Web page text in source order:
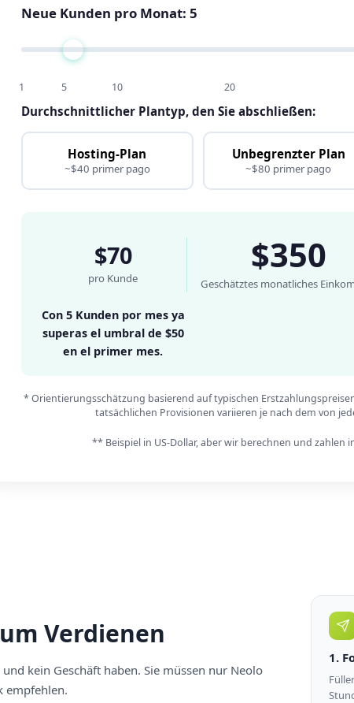
Neue Kunden pro Monat: 5
1 5 10 20
Durchschnittlicher Plantyp, den Sie abschließen:
Hosting-Plan
~$40 primer pago
Unbegrenzter Plan
~$80 primer pago
$70
pro Kunde
$350
Geschätztes monatliches
Con 5 Kunden por mes ya
superas el umbral de $50
en el primer mes.
* Orientierungsschätzung basierend auf typischen
tatsächlichen Provisionen variieren je nach dem von
** Beispiel in US-Dollar, aber wir berechnen und zahlen
Verdienen
kein Geschäft haben. Sie müssen nur Neolo
empfehlen.
1.